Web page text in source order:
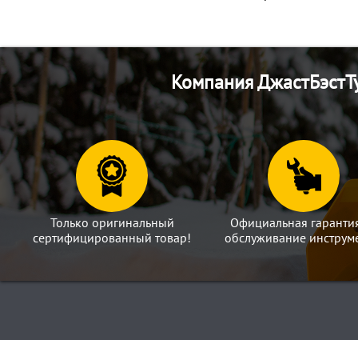
Компания
Только оригинальный
сертифицированный товар!
Официальная
обслуживание